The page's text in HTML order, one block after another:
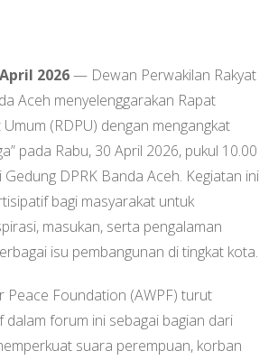
2026— Dewan Perwakilan Rakyat
Aceh menyelenggarakan Rapat
(RDPU) dengan mengangkat
pada Rabu, 30 April 2026, pukul 10.00
DPRK Banda Aceh. Kegiatan ini
bagi masyarakat untuk
masukan, serta pengalaman
isu pembangunan di tingkat kota.
Peace Foundation (AWPF) turut
dalam forum ini sebagai bagian dari
suara perempuan, korban